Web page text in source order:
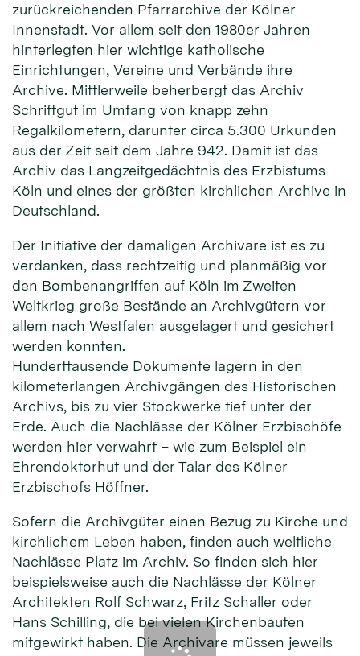
zurückreichenden Pfarrarchive der Kölner
Innenstadt. Vor allem seit den 1980er Jahren
hinterlegten hier wichtige katholische
Einrichtungen, Vereine und Verbände ihre
Archive. Mittlerweile beherbergt das Archiv
Schriftgut im Umfang von knapp zehn
Regalkilometern, darunter circa 5.300 Urkunden
aus der Zeit seit dem Jahre 942. Damit ist das
Archiv das Langzeitgedächtnis des Erzbistums
Köln und eines der größten kirchlichen Archive in
Deutschland.
Der Initiative der damaligen Archivare ist es zu
verdanken, dass rechtzeitig und planmäßig vor
den Bombenangriffen auf Köln im Zweiten
Weltkrieg große Bestände an Archivgütern vor
allem nach Westfalen ausgelagert und gesichert
werden konnten.
Hunderttausende Dokumente lagern in den
kilometerlangen Archivgängen des Historischen
Archivs, bis zu vier Stockwerke tief unter der
Erde. Auch die Nachlässe der Kölner Erzbischöfe
werden hier verwahrt – wie zum Beispiel ein
Ehrendoktorhut und der Talar des Kölner
Erzbischofs Höffner.
Sofern die Archivgüter einen Bezug zu Kirche und
kirchlichem Leben haben, finden auch weltliche
Nachlässe Platz im Archiv. So finden sich hier
beispielsweise auch die Nachlässe der Kölner
Architekten Rolf Schwarz, Fritz Schaller oder
Hans Schilling, die bei vielen Kirchenbauten
mitgewirkt haben. Die Archivare müssen jeweils